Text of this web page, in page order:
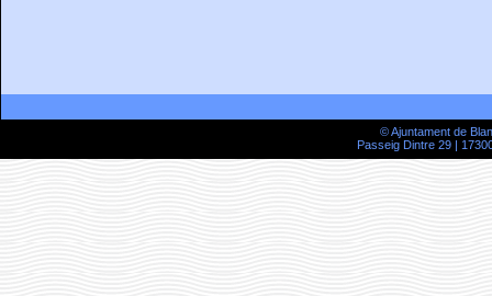
© Ajuntament de
Passeig Dintre 29 |